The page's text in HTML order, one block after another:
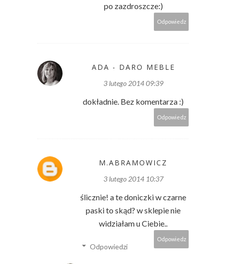
po zazdroszcze:)
Odpowiedz
ADA - DARO MEBLE
3 lutego 2014 09:39
dokładnie. Bez komentarza :)
Odpowiedz
M.ABRAMOWICZ
3 lutego 2014 10:37
ślicznie! a te doniczki w czarne
paski to skąd? w sklepie nie
widziałam u Ciebie..
Odpowiedz
Odpowiedzi